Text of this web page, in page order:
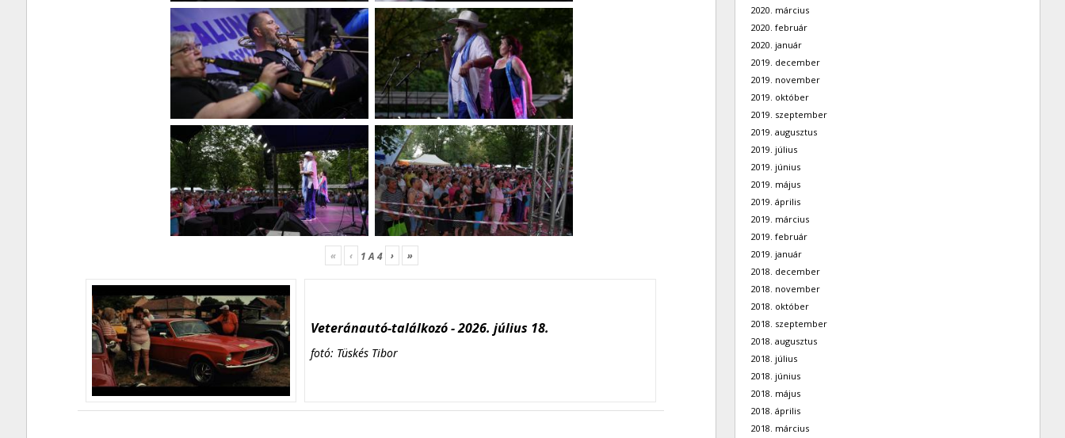
« ‹ 1A 4 › »
Veteránautó-találkozó - 2026. július 18.
fotó: Tüskés Tibor
2020. március
2020. február
2020. január
2019. december
2019. november
2019. október
2019. szeptember
2019. augusztus
2019. július
2019. június
2019. május
2019. április
2019. március
2019. február
2019. január
2018. december
2018. november
2018. október
2018. szeptember
2018. augusztus
2018. július
2018. június
2018. május
2018. április
2018. március